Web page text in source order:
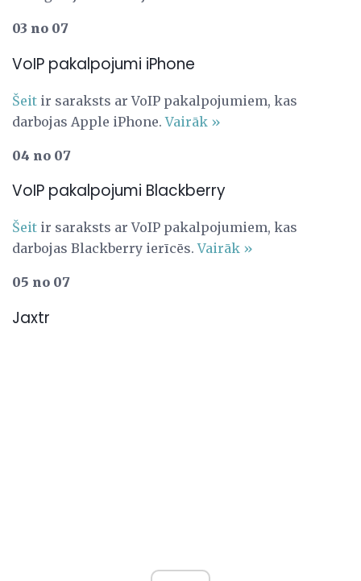
03 no 07
VoIP pakalpojumi iPhone
Šeit ir saraksts ar VoIP pakalpojumiem, kas
darbojas Apple iPhone.Vairāk »
04 no 07
VoIP pakalpojumi Blackberry
Šeit ir saraksts ar VoIP pakalpojumiem, kas
darbojas Blackberry ierīcēs.Vairāk »
05 no 07
Jaxtr